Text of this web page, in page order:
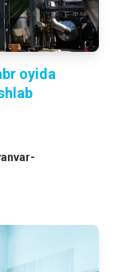
oyida